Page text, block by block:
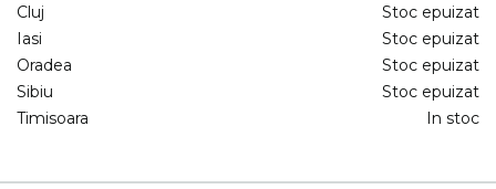
Cluj
Stoc epuizat
Iasi
Stoc epuizat
Oradea
Stoc epuizat
Sibiu
Stoc epuizat
Timisoara
In stoc